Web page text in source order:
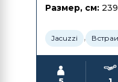
Размер, см:
Jacuzzi ,